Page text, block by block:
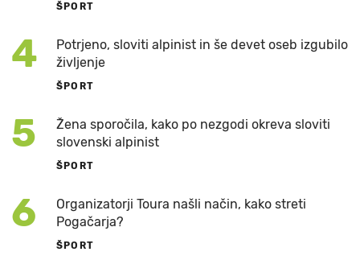
ŠPORT
4
Potrjeno, sloviti alpinist in še devet oseb izgubilo
življenje
ŠPORT
5
Žena sporočila, kako po nezgodi okreva sloviti
slovenski alpinist
ŠPORT
6
Organizatorji Toura našli način, kako streti
Pogačarja?
ŠPORT